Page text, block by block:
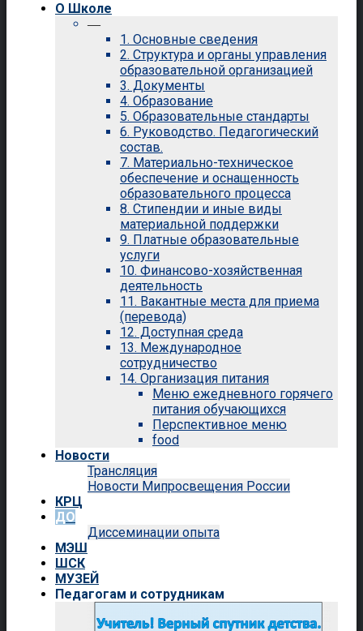
О Школе
—
1. Основные сведения
2. Структура и органы управления
образовательной организацией
3. Документы
4. Образование
5. Образовательные стандарты
6. Руководство. Педагогический
состав.
7. Материально-техническое
обеспечение и оснащенность
образовательного процесса
8. Стипендии и иные виды
материальной поддержки
9. Платные образовательные
услуги
10. Финансово-хозяйственная
деятельность
11. Вакантные места для приема
(перевода)
12. Доступная среда
13. Международное
сотрудничество
14. Организация питания
Меню ежедневного горячего
питания обучающихся
Перспективное меню
food
Новости
Трансляция
Новости Мипросвещения России
КРЦ
ДО
Диссеминации опыта
МЭШ
ШСК
МУЗЕЙ
Педагогам и сотрудникам